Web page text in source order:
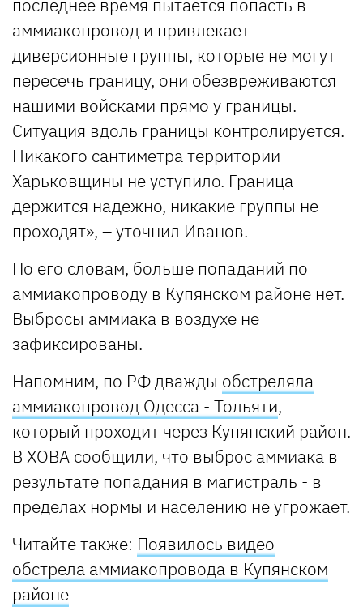
последнее время пытается попасть в
аммиакопровод и привлекает
диверсионные группы, которые не могут
пересечь границу, они обезвреживаются
нашими войсками прямо у границы.
Ситуация вдоль границы контролируется.
Никакого сантиметра территории
Харьковщины не уступило. Граница
держится надежно, никакие группы не
проходят», – уточнил Иванов.
По его словам, больше попаданий по
аммиакопроводу в Купянском районе нет.
Выбросы аммиака в воздухе не
зафиксированы.
Напомним, по РФ дважды обстреляла
аммиакопровод Одесса - Тольяти,
который проходит через Купянский район.
В ХОВА сообщили, что выброс аммиака в
результате попадания в магистраль - в
пределах нормы и населению не угрожает.
Читайте также: Появилось видео
обстрела аммиакопровода в Купянском
районе